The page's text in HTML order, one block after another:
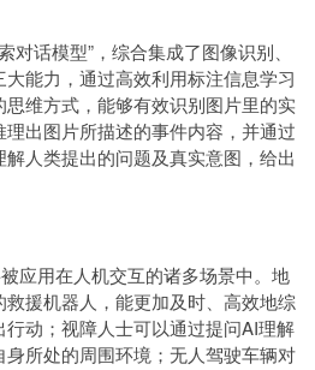
对话模型”，综合集成了图像识别、
能力，通过高效利用标注信息学习
维方式，能够有效识别图片里的实
出图片所描述的事件内容，并通过
人类提出的问题及真实意图，给出
应用在人机交互的诸多场景中。地
援机器人，能更加及时、高效地综
动；视障人士可以通过提问AI理解
所处的周围环境；无人驾驶车辆对